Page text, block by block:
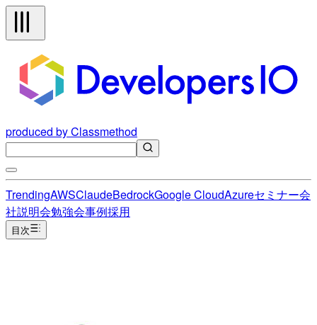
produced by Classmethod
TrendingAWSClaudeBedrockGoogle CloudAzureセミナー会
社説明会勉強会事例採用
目次